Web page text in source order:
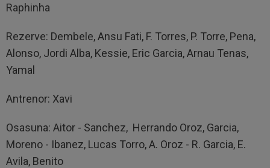
Raphinha
Rezerve: Dembele, Ansu Fati, F. Torres, P. Torre, Pena,
Alonso, Jordi Alba, Kessie, Eric Garcia, Arnau Tenas,
Yamal
Antrenor: Xavi
Osasuna: Aitor - Sanchez, Herrando Oroz, Garcia,
Moreno - Ibanez, Lucas Torro, A. Oroz - R. Garcia, E.
Avila, Benito